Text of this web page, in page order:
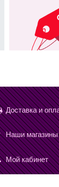
Доставка и
Наши магазины
Мой кабинет